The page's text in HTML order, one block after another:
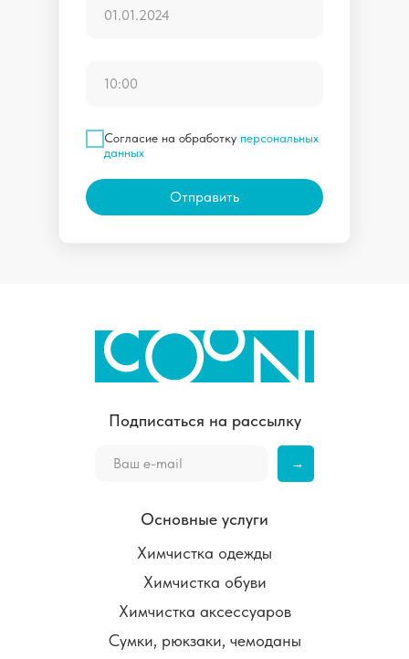
Согласие на обработку персональных
данных
Отправить
Химчистка одежды
Химчистка обуви
Химчистка аксессуаров
Сумки, рюкзаки, чемоданы
Основные услуги
→
Подписаться на рассылку